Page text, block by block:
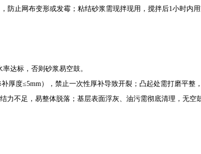
防止网布变形或发霉；粘结砂浆需现拌现用，搅拌后1小时内
达标，否则砂浆易空鼓。
厚度≤5mm），禁止一次性厚补导致开裂；凸起处需打磨平整
不足，易整体脱落；基层表面浮灰、油污需彻底清理，无空